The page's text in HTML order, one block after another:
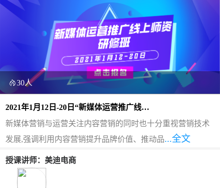
30人
2021年1月12日-20日“新媒体运营推广线上
师资研修班”
新媒体营销与运营关注内容营销的同时也十分重视营销技术
发展,强调利用内容营销提升品牌价值、推动品...全文
授课讲师：美迪电商